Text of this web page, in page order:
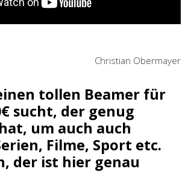
Christian Obermayer
tollen Beamer für
sucht, der genug
um auch auch
Filme, Sport etc.
der ist hier genau